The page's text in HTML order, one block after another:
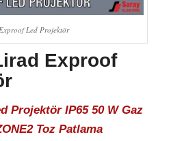
Led Projektör
Exproof
Projektör IP65 50 W Gaz
Toz Patlama